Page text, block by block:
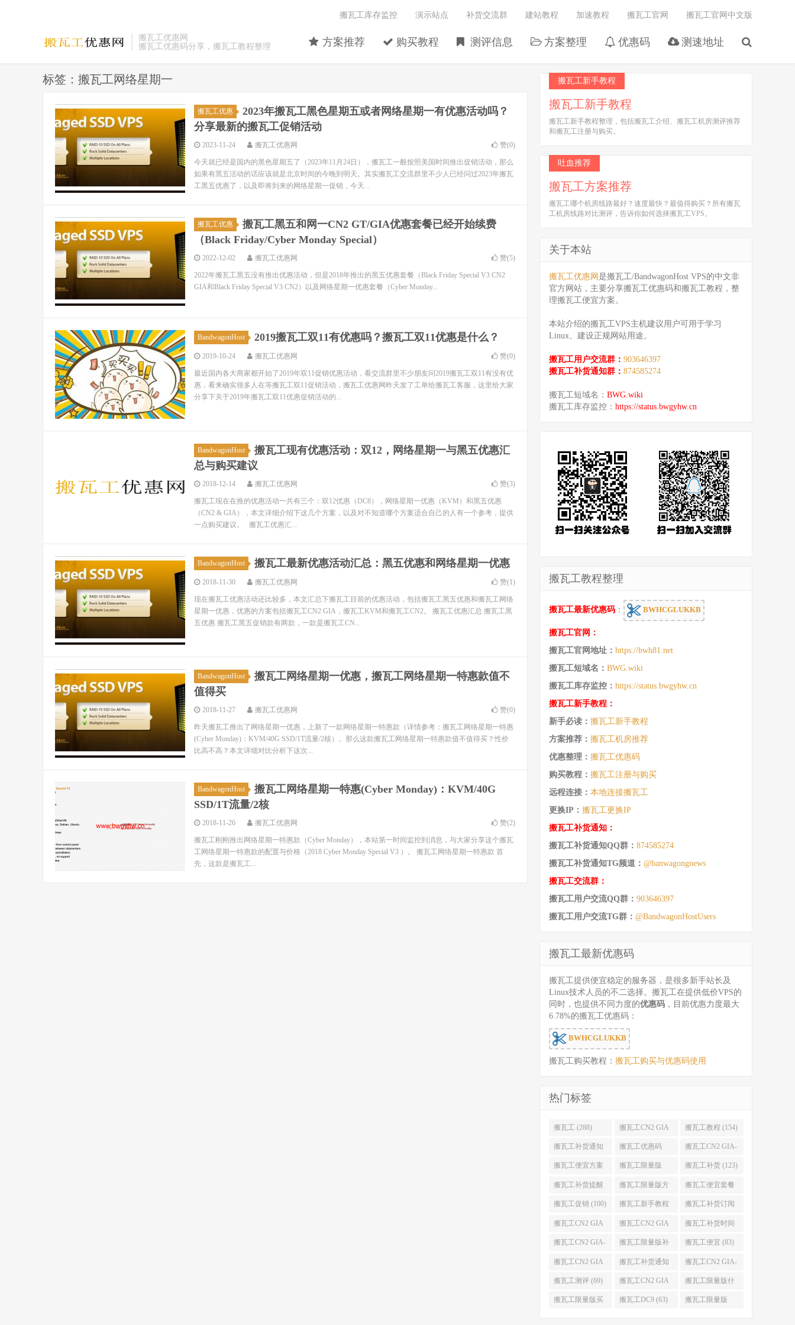
搬瓦工优惠网
搬瓦工优惠码分享，搬瓦工教程整理
方案推荐 购买教程 测评信息 方案整理 优惠码 测速地址
搬瓦工库存监控 演示站点 补货交流群 建站教程 加速教程 搬瓦工官网 搬瓦工官网中文版
标签：搬瓦工网络星期一
搬瓦工优惠
2023年搬瓦工黑色星期五或者网络星期一有优惠活动吗？
分享最新的搬瓦工促销活动
2023-11-24 搬瓦工优惠网 赞(0)
今天就已经是国内的黑色星期五了（2023年11月24日），搬瓦工一般按照美国时间推出促销活动，那么
如果有黑五活动的话应该就是北京时间的今晚到明天。其实搬瓦工交流群里不少人已经问过2023年搬瓦
工黑五优惠了，以及即将到来的网络星期一促销，今天...
搬瓦工优惠
搬瓦工黑五和网一CN2 GT/GIA优惠套餐已经开始续费
（Black Friday/Cyber Monday Special）
2022-12-02 搬瓦工优惠网 赞(5)
2022年搬瓦工黑五没有推出优惠活动，但是2018年推出的黑五优惠套餐（Black Friday Special V3 CN2
GIA和Black Friday Special V3 CN2）以及网络星期一优惠套餐（Cyber Monday...
BandwagonHost 2019搬瓦工双11有优惠吗？搬瓦工双11优惠是什么？
2019-10-24 搬瓦工优惠网 赞(0)
最近国内各大商家都开始了2019年双11促销优惠活动，看交流群里不少朋友问2019搬瓦工双11有没有优
惠，看来确实很多人在等搬瓦工双11促销活动，搬瓦工优惠网昨天发了工单给搬瓦工客服，这里给大家
分享下关于2019年搬瓦工双11优惠促销活动的...
BandwagonHost
搬瓦工现有优惠活动：双12，网络星期一与黑五优惠汇
总与购买建议
2018-12-14 搬瓦工优惠网 赞(3)
搬瓦工现在在推的优惠活动一共有三个：双12优惠（DC8），网络星期一优惠（KVM）和黑五优惠
（CN2 & GIA），本文详细介绍下这几个方案，以及对不知道哪个方案适合自己的人有一个参考，提供
一点购买建议。 搬瓦工优惠汇...
BandwagonHost 搬瓦工最新优惠活动汇总：黑五优惠和网络星期一优惠
2018-11-30 搬瓦工优惠网 赞(1)
现在搬瓦工优惠活动还比较多，本文汇总下搬瓦工目前的优惠活动，包括搬瓦工黑五优惠和搬瓦工网络
星期一优惠，优惠的方案包括搬瓦工CN2 GIA，搬瓦工KVM和搬瓦工CN2。 搬瓦工优惠汇总 搬瓦工黑
五优惠 搬瓦工黑五促销款有两款，一款是搬瓦工CN...
BandwagonHost
搬瓦工网络星期一优惠，搬瓦工网络星期一特惠款值不
值得买
2018-11-27 搬瓦工优惠网 赞(0)
昨天搬瓦工推出了网络星期一优惠，上新了一款网络星期一特惠款（详情参考：搬瓦工网络星期一特惠
(Cyber Monday)：KVM/40G SSD/1T流量/2核）。那么这款搬瓦工网络星期一特惠款值不值得买？性价
比高不高？本文详细对比分析下这次...
BandwagonHost
搬瓦工网络星期一特惠(Cyber Monday)：KVM/40G
SSD/1T流量/2核
2018-11-26 搬瓦工优惠网 赞(2)
搬瓦工刚刚推出网络星期一特惠款（Cyber Monday），本站第一时间监控到消息，与大家分享这个搬瓦
工网络星期一特惠款的配置与价格（2018 Cyber Monday Special V3 ）。 搬瓦工网络星期一特惠款 首
先，这款是搬瓦工...
搬瓦工新手教程
搬瓦工新手教程
搬瓦工新手教程整理，包括搬瓦工介绍、搬瓦工机房测评推荐
和搬瓦工注册与购买。
吐血推荐
搬瓦工方案推荐
搬瓦工哪个机房线路最好？速度最快？最值得购买？所有搬瓦
工机房线路对比测评，告诉你如何选择搬瓦工VPS。
关于本站
搬瓦工优惠网 是搬瓦工/BandwagonHost VPS的中文非
官方网站，主要分享搬瓦工优惠码和搬瓦工教程，整
理搬瓦工便宜方案。
本站介绍的搬瓦工VPS主机建议用户可用于学习
Linux、建设正规网站用途。
搬瓦工用户交流群： 903646397
搬瓦工补货通知群： 874585274
搬瓦工短域名： BWG.wiki
搬瓦工库存监控： https://status.bwgyhw.cn
搬瓦工教程整理
搬瓦工最新优惠码 ： BWHCGLUKKB
搬瓦工官网：
搬瓦工官网地址： https://bwh81.net
搬瓦工短域名： BWG.wiki
搬瓦工库存监控： https://status.bwgyhw.cn
搬瓦工新手教程：
新手必读： 搬瓦工新手教程
方案推荐： 搬瓦工机房推荐
优惠整理： 搬瓦工优惠码
购买教程： 搬瓦工注册与购买
远程连接： 本地连接搬瓦工
更换IP： 搬瓦工更换IP
搬瓦工补货通知：
搬瓦工补货通知QQ群： 874585274
搬瓦工补货通知TG频道： @banwagongnews
搬瓦工交流群：
搬瓦工用户交流QQ群： 903646397
搬瓦工用户交流TG群： @BandwagonHostUsers
搬瓦工最新优惠码
搬瓦工提供便宜稳定的服务器，是很多新手站长及
Linux技术人员的不二选择。搬瓦工在提供低价VPS的
同时，也提供不同力度的优惠码 ，目前优惠力度最大
6.78%的搬瓦工优惠码：
BWHCGLUKKB
搬瓦工购买教程： 搬瓦工购买与优惠码使用
热门标签
搬瓦工 (288) 搬瓦工CN2 GIA
(176)
搬瓦工教程 (154)
搬瓦工补货通知
(132)
搬瓦工优惠码
(131)
搬瓦工CN2 GIA-
E (130)
搬瓦工便宜方案
(128)
搬瓦工限量版
(126)
搬瓦工补货 (123)
搬瓦工补货提醒
(106)
搬瓦工限量版方
案 (106)
搬瓦工便宜套餐
(103)
搬瓦工促销 (100) 搬瓦工新手教程
(98)
搬瓦工补货订阅
(98)
搬瓦工CN2 GIA
便宜方案 (92)
搬瓦工CN2 GIA
限量版 (90)
搬瓦工补货时间
(89)
搬瓦工CN2 GIA-
E限量版 (84)
搬瓦工限量版补
货 (84)
搬瓦工便宜 (83)
搬瓦工CN2 GIA
优惠 (82)
搬瓦工补货通知
QQ群 (76)
搬瓦工CN2 GIA-
E便宜套餐 (76)
搬瓦工测评 (69) 搬瓦工CN2 GIA
限量版补货 (67)
搬瓦工限量版什
么时候补货 (67)
搬瓦工限量版买 搬瓦工DC9 (63) 搬瓦工限量版